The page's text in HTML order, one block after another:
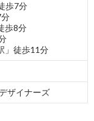
歩7分
歩8分
」徒歩11分
ザイナーズ